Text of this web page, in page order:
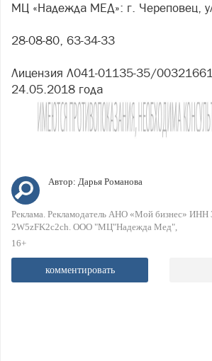
МЦ «Надежда МЕД»: г. Череповец,
28-08-80, 63-34-33
Лицензия Л041-01135-35/
24.05.2018 года
Автор: Дарья Романова
Реклама. Рекламодатель АНО «Мой бизнес» ИНН
2W5zFK2c2ch. ООО "МЦ"Надежда Мед"
16+
комментировать